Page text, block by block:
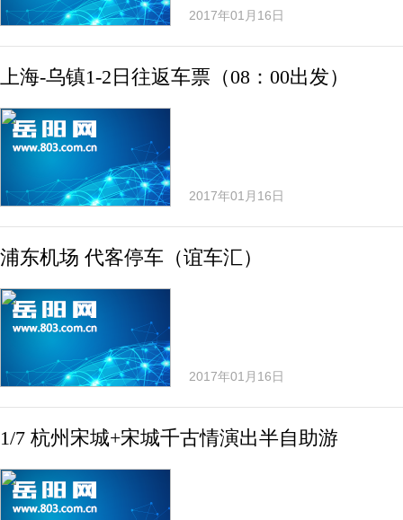
2017年01月16日
上海-乌镇1-2日往返车票（08：00出发）
2017年01月16日
浦东机场 代客停车（谊车汇）
2017年01月16日
1/7 杭州宋城+宋城千古情演出半自助游